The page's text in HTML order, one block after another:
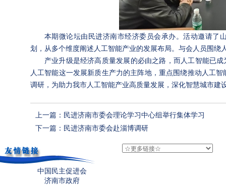
本期微论坛由民进济南市经济委员会承办。活动邀请了
划，从多个维度阐述人工智能产业的发展布局。与会人员围
产业升级是经济高质量发展的必由之路，而人工智能已
人工智能这一发展新质生产力的主阵地，重点围绕推动人工
调研，为助力我市人工智能产业高质量发展，深化智慧城市建
上一篇：民进济南市委会理论学习中心组举行集体学习
下一篇：民进济南市委会赴淄博调研
中国民主促进会
济南市政府